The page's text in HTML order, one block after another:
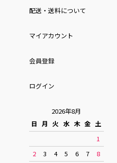
配送・送料について
マイアカウント
会員登録
ログイン
2026年8月
日
月 火 水 木 金 土
1
2
3 4 5 6 7
8